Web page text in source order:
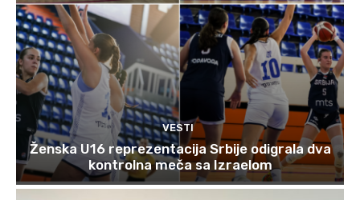
VESTI
Ženska U16 reprezentacija Srbije odigrala dva
kontrolna meča sa Izraelom